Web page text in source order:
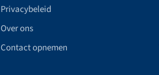
Privacybeleid
Over ons
Contact opnemen